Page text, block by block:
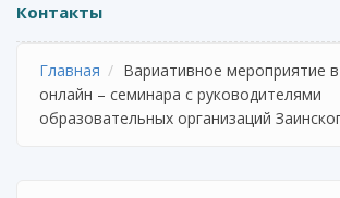
Контакты
Главная
Вариативное мероприятие
онлайн – семинара с руководителями
образовательных организаций